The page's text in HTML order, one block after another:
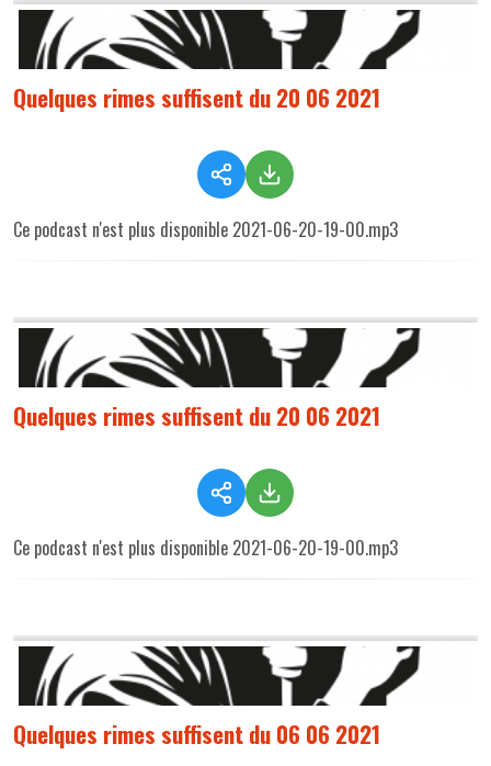
Quelques rimes suffisent du 20 06 2021
Ce podcast n'est plus disponible 2021-06-20-19-00.mp3
Quelques rimes suffisent du 20 06 2021
Ce podcast n'est plus disponible 2021-06-20-19-00.mp3
Quelques rimes suffisent du 06 06 2021